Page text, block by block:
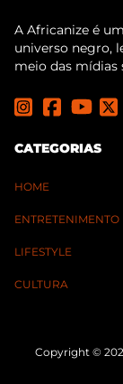
A Africanize é
universo negro,
meio das mídias
CATEGORIAS
HOME
ENTRETENIMENTO
LIFESTYLE
CULTURA
Copyright ©